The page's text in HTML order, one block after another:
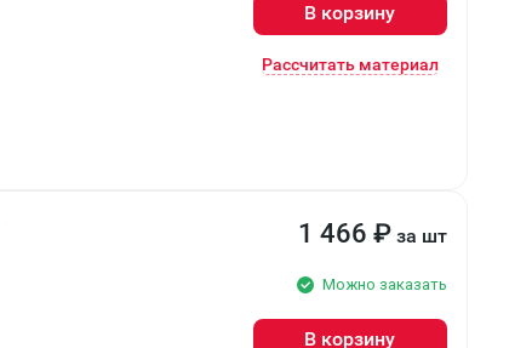
В корзину
Рассчитать материал
1 466 ₽ за шт
Можно заказать
В корзину